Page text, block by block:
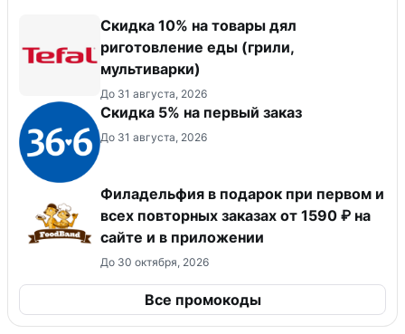
Скидка 10% на товары дял
риготовление еды (грили,
мультиварки)
До 31 августа, 2026
Скидка 5% на первый заказ
До 31 августа, 2026
Филадельфия в подарок при первом и
всех повторных заказах от 1590 ₽ на
сайте и в приложении
До 30 октября, 2026
Все промокоды